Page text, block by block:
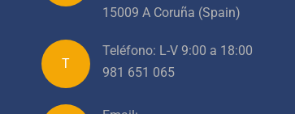
15009 A Coruña (Spain)
T
Teléfono: L-V 9:00 a 18:00
981 651 065